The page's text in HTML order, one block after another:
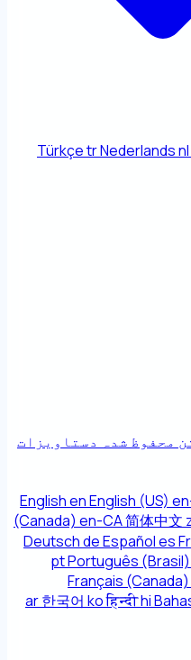
TürkçetrNederlandsnl
محفوظ شدہ دستاویزات
EnglishenEnglish (US)
(Canada) en-CA简体中文
DeutschdeEspañoles
ptPortuguês (Brasil)
Français (Canada)
ar한국어 koहिन्दीhi